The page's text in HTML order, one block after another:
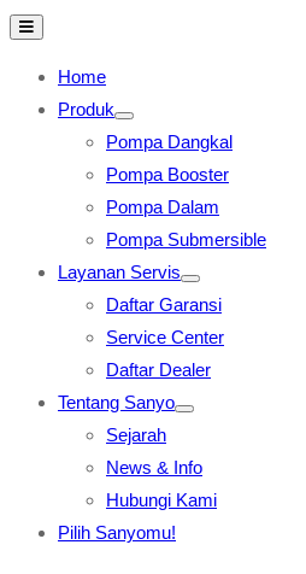
Home
Produk
Pompa Dangkal
Pompa Booster
Pompa Dalam
Pompa Submersible
Layanan Servis
Daftar Garansi
Service Center
Daftar Dealer
Tentang Sanyo
Sejarah
News & Info
Hubungi Kami
Pilih Sanyomu!